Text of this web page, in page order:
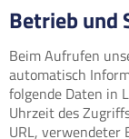
Betrieb und
Beim Aufrufen
automatisch
folgende Daten in
Uhrzeit des
URL, verwendeter